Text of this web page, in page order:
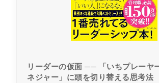
リーダーの仮面 ── 「いちプレーヤ
ネジャー」に頭を切り替える思考法